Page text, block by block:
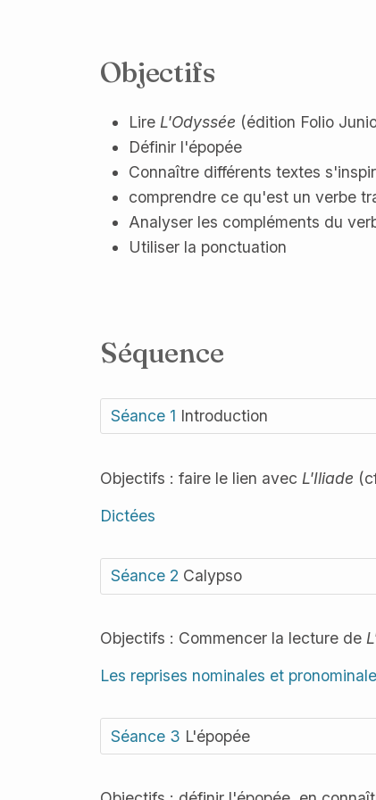
Objectifs
Lire L'Odyssée (édition Folio
Définir l'épopée
Connaître différents textes
comprendre ce qu'est un verbe
Analyser les compléments du
Utiliser la ponctuation
Séquence
Séance 1 Introduction
Objectifs : faire le lien avec L'Iliade
Dictées
Séance 2 Calypso
Objectifs : Commencer la lecture de
Les reprises nominales et
Séance 3 L'épopée